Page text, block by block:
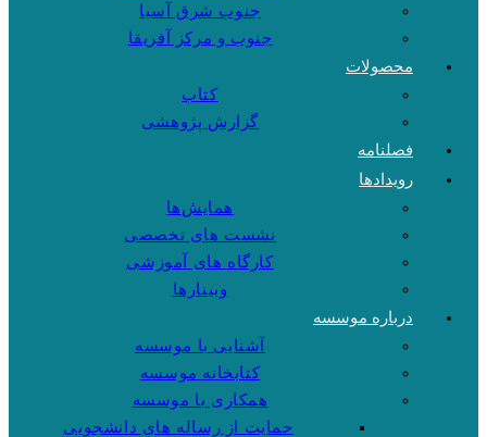
جنوب شرق آسیا
جنوب و مرکز آفریقا
محصولات
کتاب
گزارش پژوهشی
فصلنامه
رویدادها
همایش‌ها
نشست های تخصصی
کارگاه های آموزشی
وبینارها
درباره موسسه
آشنایی با موسسه
کتابخانه موسسه
همکاری با موسسه
حمایت از رساله های دانشجویی